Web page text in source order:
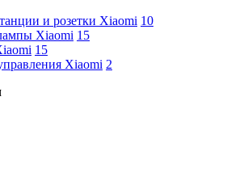
и розетки Xiaomi 10
Xiaomi 15
15
Xiaomi 2